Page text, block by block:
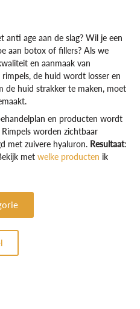
age aan de slag? Wil je een
aan botox of fillers? Als we
en aanmaak van
de huid wordt losser en
de huid strakker te maken, moet
en producten wordt
worden zichtbaar
met zuivere hyaluron. Resultaat:
met welke producten ik